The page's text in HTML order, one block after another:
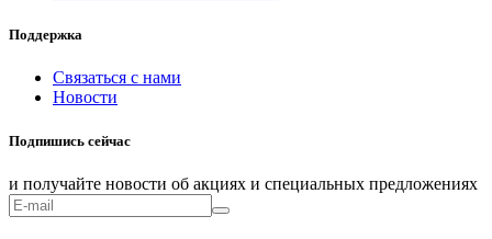
Поддержка
Связаться с нами
Новости
Подпишись сейчас
и получайте новости об акциях и специальных предложениях